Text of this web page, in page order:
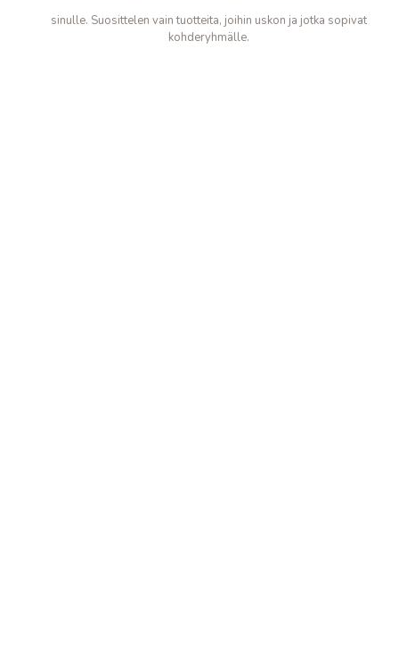
sinulle. Suosittelen vain tuotteita, joihin uskon ja jotka sopivat
kohderyhmälle.